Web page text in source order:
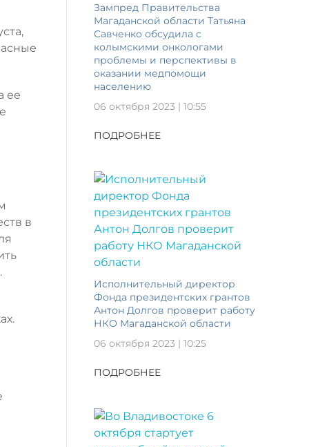
ее
в
Зампред Правительства
Магаданской области Татьяна
Савченко обсудила с
колымскими онкологами
проблемы и перспективы в
оказании медпомощи
населению
06 октября 2023 | 10:55
ПОДРОБНЕЕ
Исполнительный директор
Фонда президентских грантов
Антон Долгов проверит работу
НКО Магаданской области
06 октября 2023 | 10:25
ПОДРОБНЕЕ